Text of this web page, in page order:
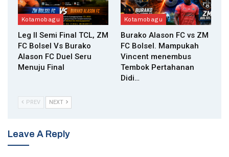
Kotamobagu
Leg II Semi Final TCL, ZM
FC Bolsel Vs Burako
Alason FC Duel Seru
Menuju Final
Kotamobagu
Burako Alason FC vs ZM
FC Bolsel. Mampukah
Vincent menembus
Tembok Pertahanan
Didi…
PREV NEXT
Leave A Reply